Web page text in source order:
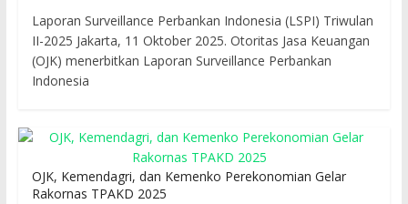
Laporan Surveillance Perbankan Indonesia (LSPI) Triwulan
II-2025 Jakarta, 11 Oktober 2025. Otoritas Jasa Keuangan
(OJK) menerbitkan Laporan Surveillance Perbankan
Indonesia
OJK, Kemendagri, dan Kemenko Perekonomian Gelar
Rakornas TPAKD 2025